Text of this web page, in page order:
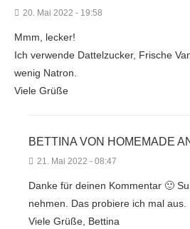
20. Mai 2022 - 19:58
Mmm, lecker!
Ich verwende Dattelzucker, Frische
wenig Natron.
Viele Grüße
BETTINA VON HOMEMADE
21. Mai 2022 - 08:47
Danke für deinen Kommentar 🙂
nehmen. Das probiere ich mal aus.
Viele Grüße, Bettina